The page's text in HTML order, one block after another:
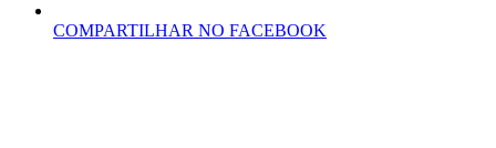
COMPARTILHAR NO FACEBOOK